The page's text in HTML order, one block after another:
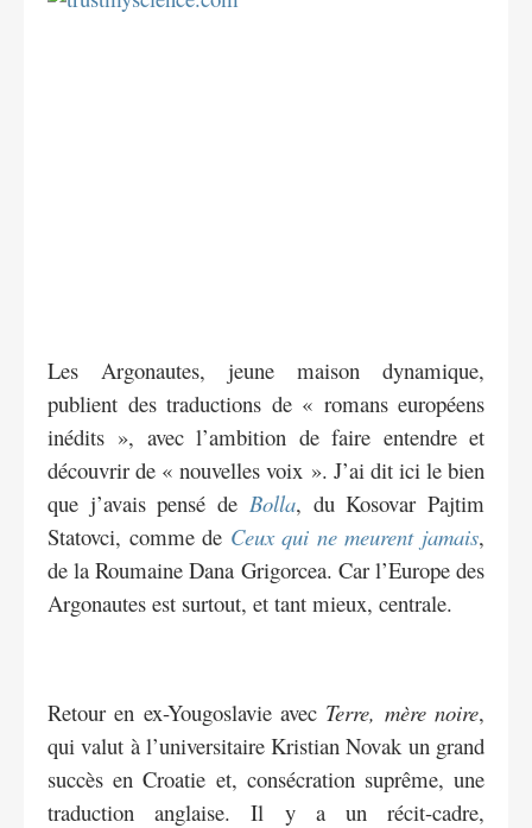
Les Argonautes, jeune maison dynamique,
publient des traductions de « romans européens
inédits », avec l’ambition de faire entendre et
découvrir de « nouvelles voix ». J’ai dit ici le bien
que j’avais pensé de Bolla, du Kosovar Pajtim
Statovci, comme de Ceux qui ne meurent jamais,
de la Roumaine Dana Grigorcea. Car l’Europe des
Argonautes est surtout, et tant mieux, centrale.
Retour en ex-Yougoslavie avec Terre, mère noire,
qui valut à l’universitaire Kristian Novak un grand
succès en Croatie et, consécration suprême, une
traduction anglaise. Il y a un récit-cadre,